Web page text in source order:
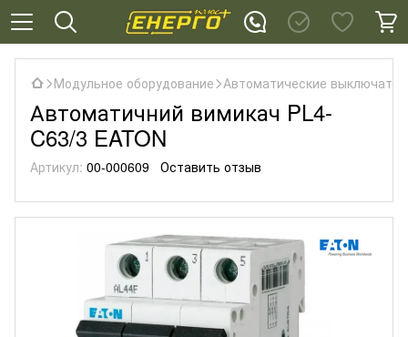
Модульное оборудование Автоматические
Автоматичний вимикач PL4-
C63/3 EATON
Артикул: 00-000609 Оставить отзыв